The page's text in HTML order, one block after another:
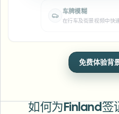
视频智能
批量车牌模糊
批量人脸模糊
车牌模糊
在行车及街景视频中快
人脸模糊
一键应用完美的人脸遮
免费体验背
如何为Finland签